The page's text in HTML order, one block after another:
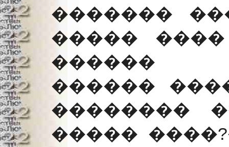
�������
�����
������
������
��������
�����